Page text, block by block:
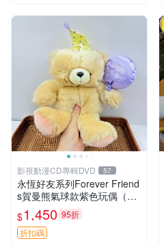
影視動漫CD專輯DVD 57
永恆好友系列Forever Friend
s賀曼熊氣球款紫色玩偶（鼻
子稍有磨損） 中古玩具 氣球
熊 玩偶
$1,450 95折
折扣碼